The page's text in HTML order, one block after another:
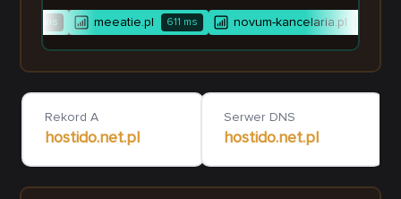
ms meeatie.pl 611ms novum-kancelaria.pl
Rekord A
hostido.net.pl
Serwer DNS
hostido.net.pl